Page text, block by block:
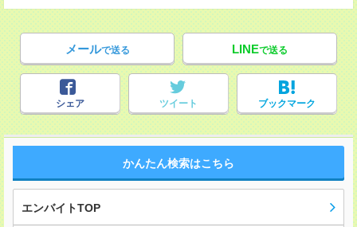
メールで送る LINEで送る
シェア ツイート ブックマーク
かんたん検索はこちら
エンバイトTOP